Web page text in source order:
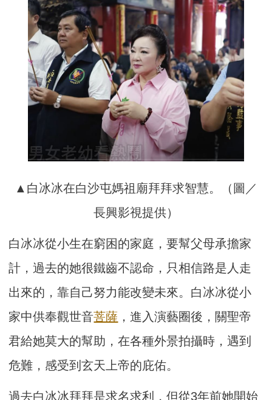
▲白冰冰在白沙屯媽祖廟拜拜求智慧。（圖／
長興影視提供）
白冰冰從小生在窮困的家庭，要幫父母承擔家
計，過去的她很鐵齒不認命，只相信路是人走
出來的，靠自己努力能改變未來。白冰冰從小
家中供奉觀世音菩薩 ，進入演藝圈後，關聖帝
君給她莫大的幫助，在各種外景拍攝時，遇到
危難，感受到玄天上帝的庇佑。
過去白冰冰拜拜是求名求利，但從3年前她開始